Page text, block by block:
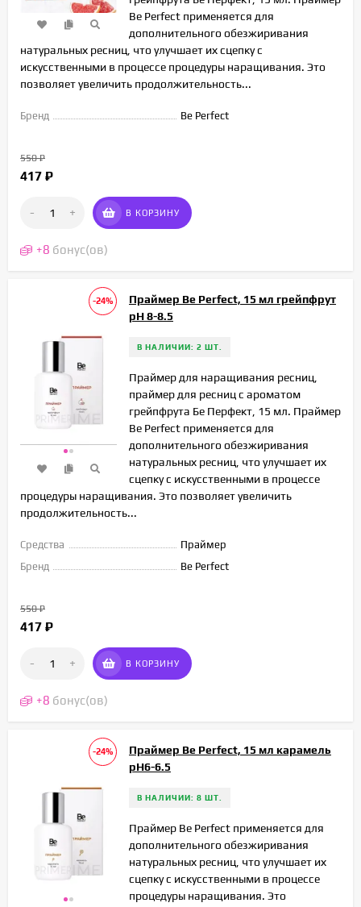
Be Perfect применяется для
дополнительного обезжиривания
натуральных ресниц, что улучшает их сцепку с
искусственными в процессе процедуры наращивания. Это
позволяет увеличить продолжительность...
Бренд Be Perfect
550₽
417 ₽
- + В КОРЗИНУ
+8 бонус(ов)
-24%
Праймер Be Perfect, 15 мл грейпфрут
рН 8-8.5
В НАЛИЧИИ: 2 ШТ.
Праймер для наращивания ресниц,
праймер для ресниц с ароматом
грейпфрута Бе Перфект, 15 мл. Праймер
Be Perfect применяется для
дополнительного обезжиривания
натуральных ресниц, что улучшает их
сцепку с искусственными в процессе
процедуры наращивания. Это позволяет увеличить
продолжительность...
Средства
Праймер
Бренд
Be Perfect
550₽
417 ₽
- + В КОРЗИНУ
+8 бонус(ов)
-24%
Праймер Be Perfect, 15 мл карамель
pH6-6.5
В НАЛИЧИИ: 8 ШТ.
Праймер Be Perfect применяется для
дополнительного обезжиривания
натуральных ресниц, что улучшает их
сцепку с искусственными в процессе
процедуры наращивания. Это